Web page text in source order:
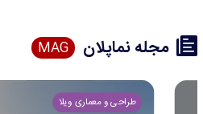
مجله نماپلان MAG
طراحی و معماری ویلا